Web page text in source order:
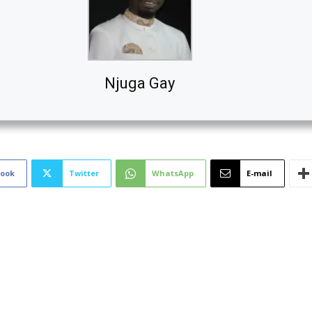
Njuga Gay
Twitter WhatsApp E-mail